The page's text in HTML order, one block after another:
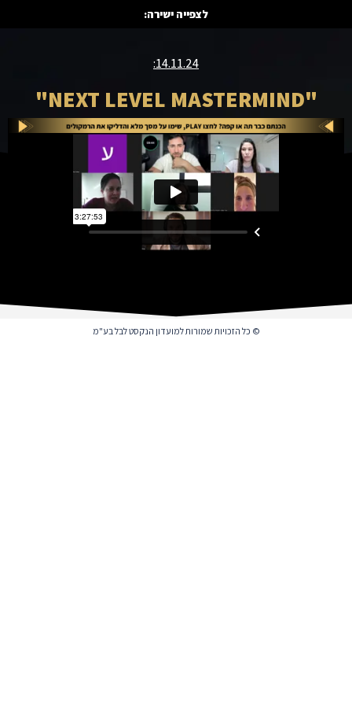
לצפייה ישירה:
14.11.24:
"NEXT LEVEL MASTERMIND"
© כל הזכויות שמורות למועדון הנקסט לבל בע"מ